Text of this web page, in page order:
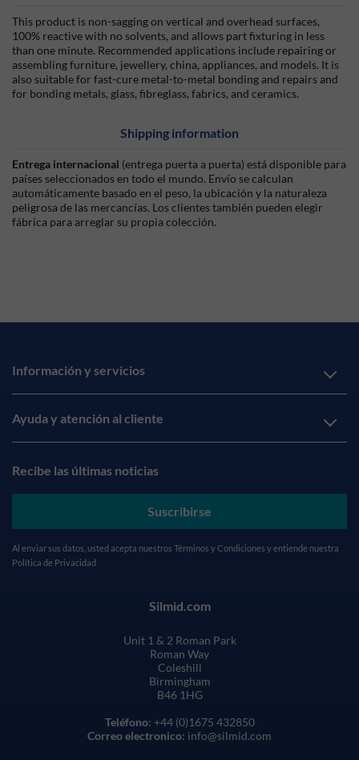
This product is non-sagging on vertical and overhead surfaces,
100% reactive with no solvents, and allows part fixturing in less
than one minute. Recommended applications include repairing or
assembling furniture, jewellery, china, appliances, and models. It is
also suitable for fast-cure metal-to-metal bonding and repairs and
for bonding metals, glass, fibreglass, fabrics, and ceramics.
Shipping information
Entrega internacional (entrega puerta a puerta) está disponible para
países seleccionados en todo el mundo. Envío se calculan
automáticamente basado en el peso, la ubicación y la naturaleza
peligrosa de las mercancías. Los clientes también pueden elegir
fábrica para arreglar su propia colección.
Información y servicios
Ayuda y atención al cliente
Recibe las últimas noticias
Suscribirse
Al enviar sus datos, usted acepta nuestros Términos y Condiciones y entiende nuestra
Política de Privacidad
Silmid.com
Unit 1 & 2 Roman Park
Roman Way
Coleshill
Birmingham
B46 1HG
Teléfono: +44 (0)1675 432850
Correo electronico: info@silmid.com